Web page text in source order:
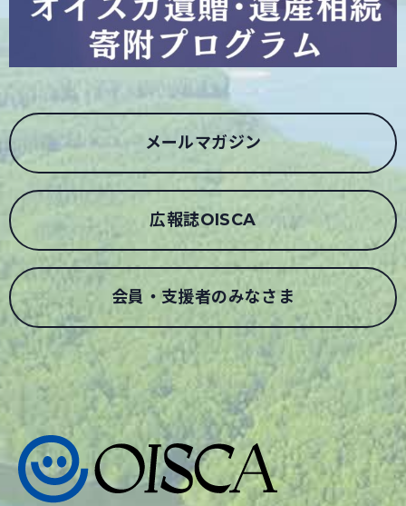
メールマガジン
広報誌OISCA
会員・支援者のみなさま